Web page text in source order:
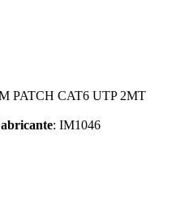
PATCH CAT6 UTP 2MT
: IM1046